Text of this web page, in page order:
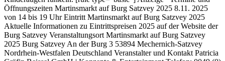
Öffnungszeiten Martinsmarkt auf Burg Satzvey 2025 8.11. 2025
von 14 bis 19 Uhr Eintritt Martinsmarkt auf Burg Satzvey 2025
Aktuelle Informationen zu Eintrittspreisen 2025 auf der Website der
Burg Satzvey Veranstaltungsort Martinsmarkt auf Burg Satzvey
2025 Burg Satzvey An der Burg 3 53894 Mechernich-Satzvey
Nordrhein-Westfalen Deutschland Veranstalter und Kontakt Patricia